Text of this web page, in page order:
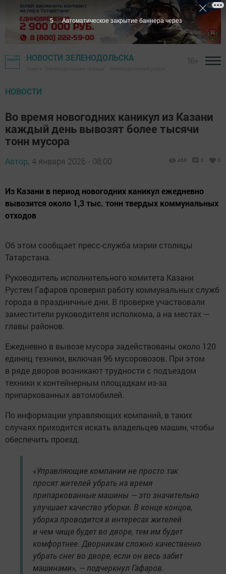
НОВОСТИ ЗЕЛЕНОДОЛЬСКА
НОВОСТИ
Во время новогодних каникул из Казани
каждый день вывозят более тысячи
тонн мусора
Автор, 4 января 2026 - 08:00 463 0 0
Из Казани в период новогодних каникул ежедневно
вывозится около 1,3 тыс. тонн твердых коммунальных
отходов
Об этом сообщает пресс-служба мэрии столицы
Татарстана.
Руководитель исполнительного комитета Казани
Рустем Гафаров проверил работу коммунальных служб
города в праздничные дни. В проверке участвовали
заместители руководителя исполкома, а на местах —
главы районов.
Ежедневно в вывозе мусора задействованы около 120
единиц техники, включая 96 мусоровозов. При этом
в ряде дворов возникают трудности с подъездом
техники к контейнерным площадкам из-за
припаркованных автомобилей.
По информации управляющих компаний, в таких
случаях приходится искать владельцев машин, чтобы
обеспечить проезд.
«Управляющие компании не просто так
просят жителей убрать на время
припаркованные машины — это значительно
улучшает качество уборки. В конце концов,
уборка проводится в интересах жителей
и чем чище будет во дворе, тем им будет
комфортнее. Дворникам сложно качественно
убрать снег во дворе, если он весь забит
машинами», — подчеркнул Гафаров.
4 Автоматическое закрытие баннера через